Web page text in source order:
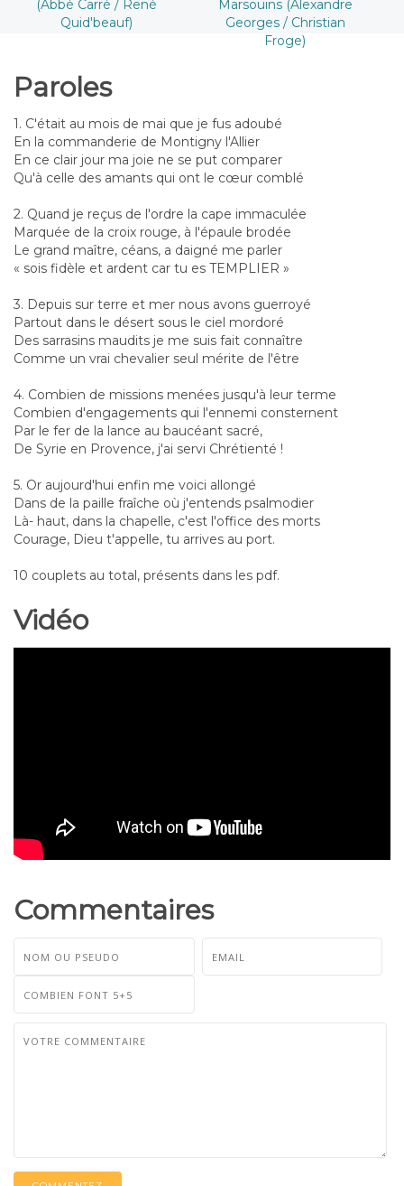
(Abbé Carré / René
Quid'beauf)
Marsouins (Alexandre
Georges / Christian
Froge)
Paroles
1. C'était au mois de mai que je fus adoubé
En la commanderie de Montigny l'Allier
En ce clair jour ma joie ne se put comparer
Qu'à celle des amants qui ont le cœur comblé
2. Quand je reçus de l'ordre la cape immaculée
Marquée de la croix rouge, à l'épaule brodée
Le grand maître, céans, a daigné me parler
« sois fidèle et ardent car tu es TEMPLIER »
3. Depuis sur terre et mer nous avons guerroyé
Partout dans le désert sous le ciel mordoré
Des sarrasins maudits je me suis fait connaître
Comme un vrai chevalier seul mérite de l'être
4. Combien de missions menées jusqu'à leur terme
Combien d'engagements qui l'ennemi consternent
Par le fer de la lance au baucéant sacré,
De Syrie en Provence, j'ai servi Chrétienté !
5. Or aujourd'hui enfin me voici allongé
Dans de la paille fraîche où j'entends psalmodier
Là- haut, dans la chapelle, c'est l'office des morts
Courage, Dieu t'appelle, tu arrives au port.
10 couplets au total, présents dans les pdf.
Vidéo
Commentaires